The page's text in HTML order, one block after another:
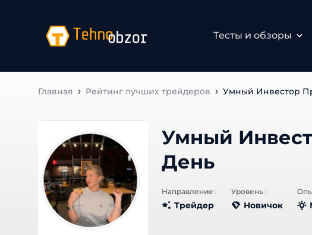
Тесты и обзоры
Главная Рейтинг лучших трейдеров Умный Инвестор
Умный
День
Направление :
Трейдер
Уровень :
Новичок